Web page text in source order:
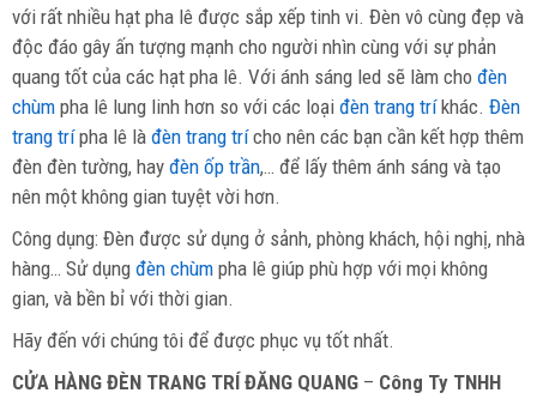
với rất nhiều hạt pha lê được sắp xếp tinh vi. Đèn vô cùng đẹp và
độc đáo gây ấn tượng mạnh cho người nhìn cùng với sự phản
quang tốt của các hạt pha lê. Với ánh sáng led sẽ làm cho đèn
chùm pha lê lung linh hơn so với các loại đèn trang tríkhác. Đèn
trang trípha lê là đèn trang trícho nên các bạn cần kết hợp thêm
đèn đèn tường, hay đèn ốp trần,… để lấy thêm ánh sáng và tạo
nên một không gian tuyệt vời hơn.
Công dụng: Đèn được sử dụng ở sảnh, phòng khách, hội nghị, nhà
hàng… Sử dụng đèn chùm pha lê giúp phù hợp với mọi không
gian, và bền bỉ với thời gian.
Hãy đến với chúng tôi để được phục vụ tốt nhất.
CỬA HÀNG ĐÈN TRANG TRÍ ĐĂNG QUANG – Công Ty TNHH